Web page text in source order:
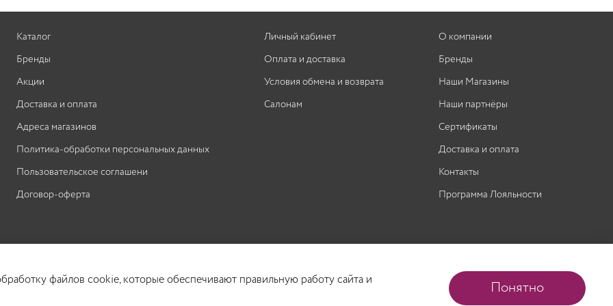
Каталог
Бренды
Акции
Доставка и оплата
Адреса магазинов
Политика-обработки персональных данных
Пользовательское соглашени
Договор-оферта
Личный кабинет
Оплата и доставка
Условия обмена и возврата
Салонам
О компании
Бренды
Наши Магазины
Наши партнёры
Сертификаты
Доставка и оплата
Контакты
Программа Лояльности
файлов cookie, которые обеспечивают правильную работу сайта и Понятно